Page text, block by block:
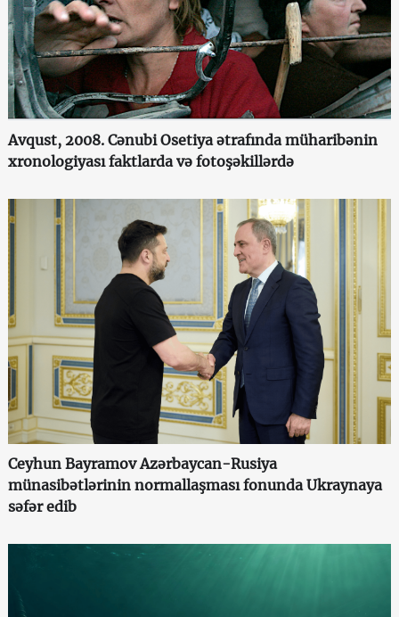
Avqust, 2008. Cənubi Osetiya ətrafında müharibənin
xronologiyası faktlarda və fotoşəkillərdə
Ceyhun Bayramov Azərbaycan-Rusiya
münasibətlərinin normallaşması fonunda Ukraynaya
səfər edib